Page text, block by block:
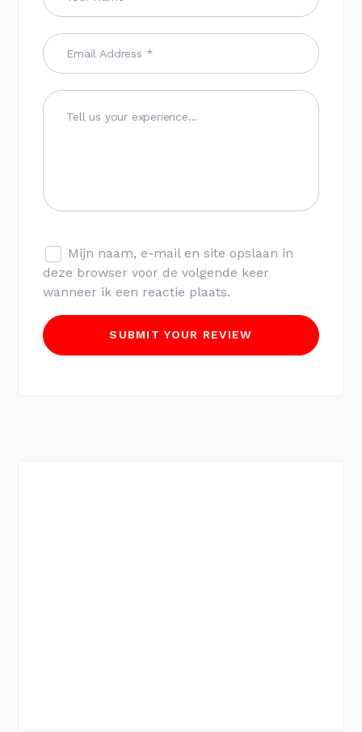
Mijn naam, e-mail en site opslaan in
deze browser voor de volgende keer
wanneer ik een reactie plaats.